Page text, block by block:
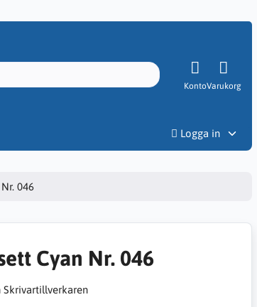
KontoVarukorg
Logga in
046
Cyan Nr. 046